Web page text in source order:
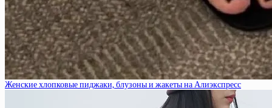
Женские хлопковые пиджаки, блузоны и жакеты на Алиэкспресс